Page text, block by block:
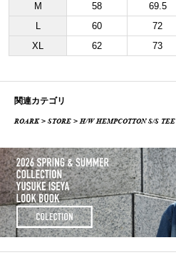
M
58 69.5
L
60 72
XL
62 73
関連カテゴリ
ROARK>STORE > H/W HEMPCOTTON S/S TEE